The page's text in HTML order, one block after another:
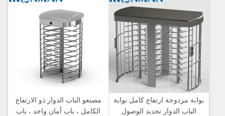
بوابة مزدوجة ارتفاع كامل بوابة
الباب الدوار تحديد الوصول
مصنعو الباب الدوار ذو الارتفاع
الكامل ، باب أمان واحد ، باب